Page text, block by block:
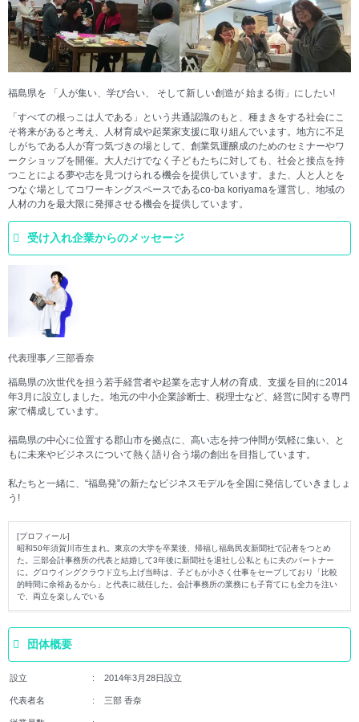
福島県を 「人が集い、学び合い、 そして新しい創造が 始まる街」にしたい!
「すべての根っこは人である」という共通認識のもと、種まきをする社会にこ
そ将来があると考え、人材育成や起業家支援に取り組んでいます。地方に不足
しがちである人が育つ気づきの場として、創業気運醸成のためのセミナーやワ
ークショップを開催。大人だけでなく子どもたちに対しても、社会と接点を持
つことによる夢や志を見つけられる機会を提供しています。また、人と人とを
つなぐ場としてコワーキングスペースであるco-ba koriyamaを運営し、地域の
人材の力を最大限に発揮させる機会を提供しています。
受け入れ企業からのメッセージ
代表理事／三部香奈
福島県の次世代を担う若手経営者や起業を志す人材の育成、支援を目的に2014
年3月に設立しました。地元の中小企業診断士、税理士など、経営に関する専門
家で構成しています。
福島県の中心に位置する郡山市を拠点に、高い志を持つ仲間が気軽に集い、と
もに未来やビジネスについて熱く語り合う場の創出を目指しています。
私たちと一緒に、“福島発”の新たなビジネスモデルを全国に発信していきましょ
う!
[プロフィール]
昭和50年須賀川市生まれ。東京の大学を卒業後、帰福し福島民友新聞社で記者をつとめ
た。三部会計事務所の代表と結婚して3年後に新聞社を退社し公私ともに夫のパートナー
に。グロウイングクラウド立ち上げ当時は、子どもが小さく仕事をセーブしており「比較
的時間に余裕あるから」と代表に就任した。会計事務所の業務にも子育てにも全力を注い
で、両立を楽しんでいる
団体概要
設立 2014年3月28日設立
代表者名 三部 香奈